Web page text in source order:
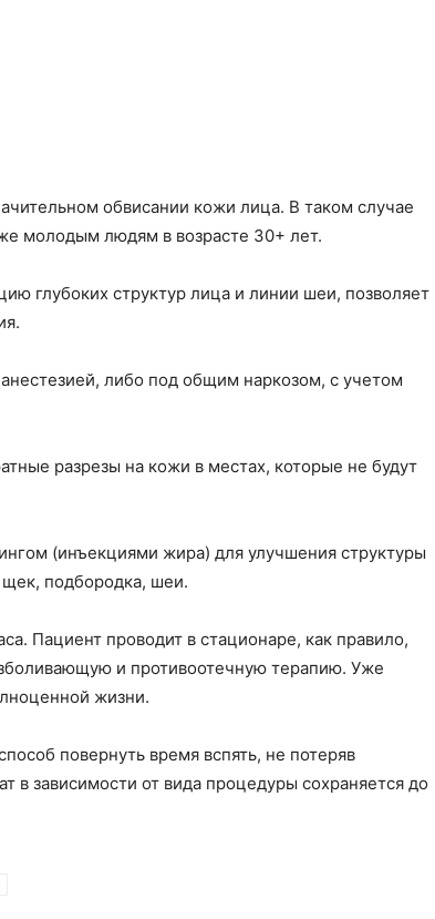
обвисании кожи лица. В таком случае
молодым людям в возрасте 30+ лет.
глубоких структур лица и линии шеи, позволяет
либо под общим наркозом, с учетом
разрезы на кожи в местах, которые не будут
(инъекциями жира) для улучшения структуры
подбородка, шеи.
Пациент проводит в стационаре, как правило,
и противоотечную терапию. Уже
жизни.
повернуть время вспять, не потеряв
в зависимости от вида процедуры сохраняется до